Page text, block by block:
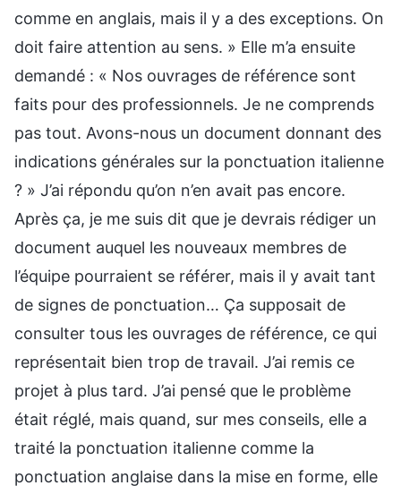
comme en anglais, mais il y a des exceptions. On
doit faire attention au sens. » Elle m’a ensuite
demandé : « Nos ouvrages de référence sont
faits pour des professionnels. Je ne comprends
pas tout. Avons-nous un document donnant des
indications générales sur la ponctuation italienne
? » J’ai répondu qu’on n’en avait pas encore.
Après ça, je me suis dit que je devrais rédiger un
document auquel les nouveaux membres de
l’équipe pourraient se référer, mais il y avait tant
de signes de ponctuation… Ça supposait de
consulter tous les ouvrages de référence, ce qui
représentait bien trop de travail. J’ai remis ce
projet à plus tard. J’ai pensé que le problème
était réglé, mais quand, sur mes conseils, elle a
traité la ponctuation italienne comme la
ponctuation anglaise dans la mise en forme, elle